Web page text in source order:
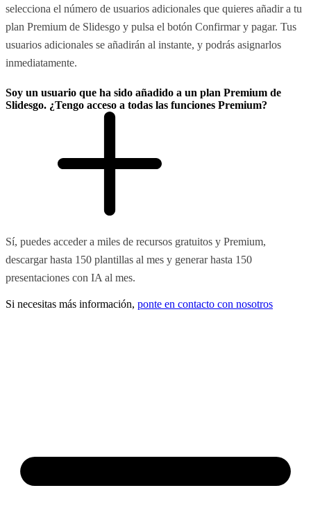
selecciona el número de usuarios adicionales que quieres añadir a tu
plan Premium de Slidesgo y pulsa el botón Confirmar y pagar. Tus
usuarios adicionales se añadirán al instante, y podrás asignarlos
inmediatamente.
Soy un usuario que ha sido añadido a un plan Premium de
Slidesgo. ¿Tengo acceso a todas las funciones Premium?
Sí, puedes acceder a miles de recursos gratuitos y Premium,
descargar hasta 150 plantillas al mes y generar hasta 150
presentaciones con IA al mes.
Si necesitas más información, ponte en contacto con nosotros